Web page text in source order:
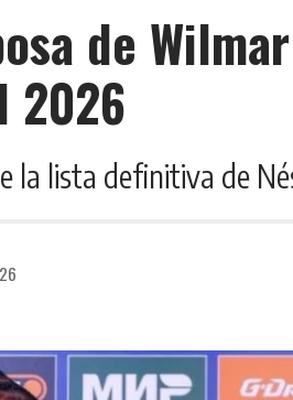
de
2026
la lista definitiva de